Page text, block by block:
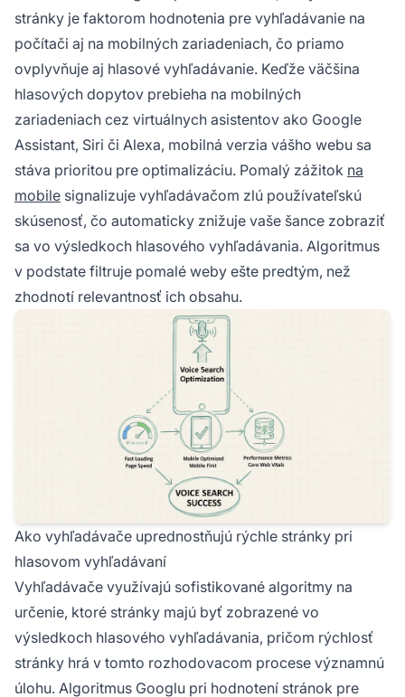
stránky je faktorom hodnotenia pre vyhľadávanie na
počítači aj na mobilných zariadeniach, čo priamo
ovplyvňuje aj hlasové vyhľadávanie. Keďže väčšina
hlasových dopytov prebieha na mobilných
zariadeniach cez virtuálnych asistentov ako Google
Assistant, Siri či Alexa, mobilná verzia vášho webu sa
stáva prioritou pre optimalizáciu. Pomalý zážitok na
mobile signalizuje vyhľadávačom zlú používateľskú
skúsenosť, čo automaticky znižuje vaše šance zobraziť
sa vo výsledkoch hlasového vyhľadávania. Algoritmus
v podstate filtruje pomalé weby ešte predtým, než
zhodnotí relevantnosť ich obsahu.
Ako vyhľadávače uprednostňujú rýchle stránky pri
hlasovom vyhľadávaní
Vyhľadávače využívajú sofistikované algoritmy na
určenie, ktoré stránky majú byť zobrazené vo
výsledkoch hlasového vyhľadávania, pričom rýchlosť
stránky hrá v tomto rozhodovacom procese významnú
úlohu. Algoritmus Googlu pri hodnotení stránok pre